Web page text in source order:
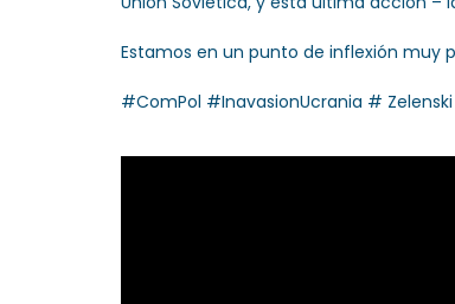
Estamos en un punto de inflexión muy
#ComPol #InavasionUcrania #